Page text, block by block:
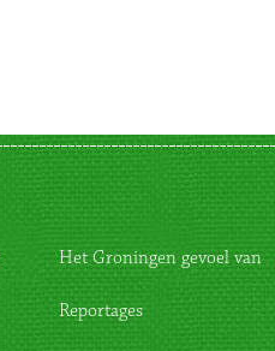
Het Groningen gevoel van
Reportages